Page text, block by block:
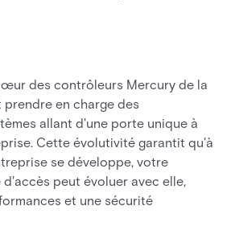
des contrôleurs Mercury de la
prendre en charge des
allant d'une porte unique à
Cette évolutivité garantit qu'à
se développe, votre
peut évoluer avec elle,
et une sécurité